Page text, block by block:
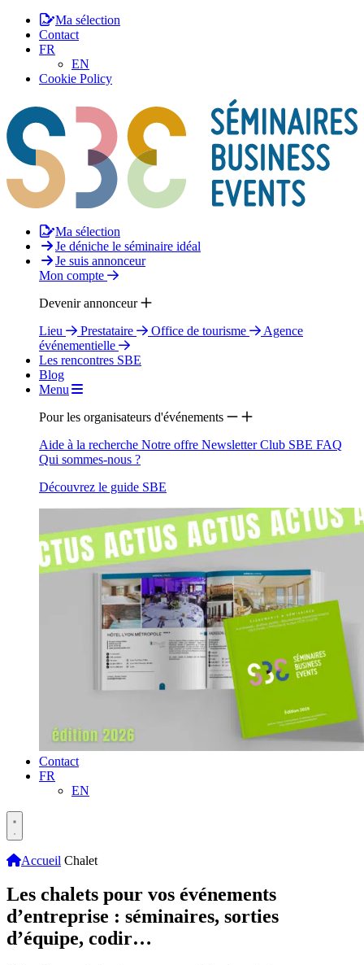
Ma sélection
Contact
FR
EN
Cookie Policy
Ma sélection
Je déniche le séminaire idéal
Je suis annonceur
Mon compte
Devenir annonceur
Lieu
Prestataire Office de tourisme
Agence
événementielle
Les rencontres SBE
Blog
Menu
Pour les organisateurs d'événements
Aide à la recherche Notre offre NewsletterClub SBE FAQ
Qui sommes-nous ?
Découvrez le guide SBE
Contact
FR
EN
Accueil Chalet
Les chalets pour vos événements
d’entreprise : séminaires, sorties
d’équipe, codir…